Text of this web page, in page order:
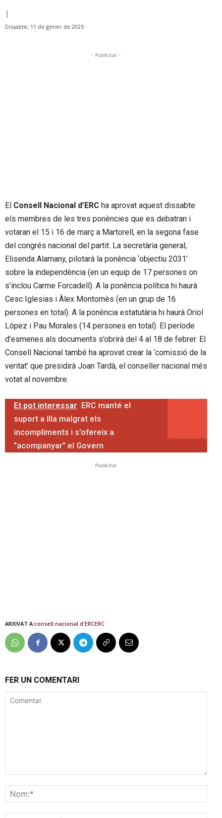
|
Dissabte, 11 de gener de 2025
- Publicitat -
El Consell Nacional d’ERC ha aprovat aquest dissabte
els membres de les tres ponències que es debatran i
votaran el 15 i 16 de març a Martorell, en la segona fase
del congrés nacional del partit. La secretària general,
Elisenda Alamany, pilotarà la ponència ‘objectiu 2031’
sobre la independència (en un equip de 17 persones on
s’inclou Carme Forcadell). A la ponència política hi haurà
Cesc Iglesias i Àlex Montornès (en un grup de 16
persones en total). A la ponència estatutària hi haurà Oriol
López i Pau Morales (14 persones en total). El període
d’esmenes als documents s’obrirà del 4 al 18 de febrer. El
Consell Nacional també ha aprovat crear la ‘comissió de la
veritat’ que presidirà Joan Tardà, el conseller nacional més
votat al novembre.
Et pot interessar ERC manté el
suport a Illa malgrat els
incompliments i s'ofereix a
"acompanyar" el Govern
Publicitat
ARXIVAT A:consell nacional d'ERCERC
FER UN COMENTARI